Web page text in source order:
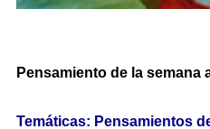
Pensamiento de la semana
Temáticas: Pensamientos